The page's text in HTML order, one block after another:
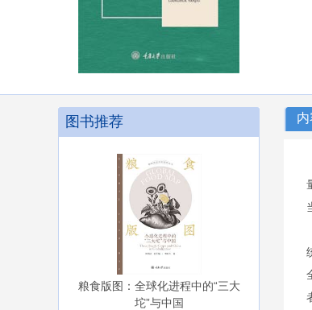
图书推荐
粮食版图：全球化进程中的“三大
坨”与中国